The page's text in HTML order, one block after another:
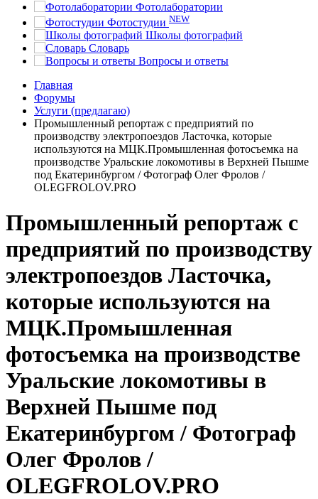
Фотолаборатории
Фотостудии NEW
Школы фотографий
Словарь
Вопросы и ответы
Главная
Форумы
Услуги (предлагаю)
Промышленный репортаж с предприятий по
производству электропоездов Ласточка, которые
используются на МЦК.Промышленная фотосъемка на
производстве Уральские локомотивы в Верхней Пышме
под Екатеринбургом / Фотограф Олег Фролов /
OLEGFROLOV.PRO
Промышленный репортаж с
предприятий по производству
электропоездов Ласточка,
которые используются на
МЦК.Промышленная
фотосъемка на производстве
Уральские локомотивы в
Верхней Пышме под
Екатеринбургом / Фотограф
Олег Фролов /
OLEGFROLOV.PRO